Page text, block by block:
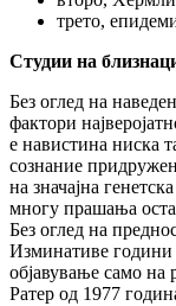
трето,
Студии на
Без оглед на
фактори
е навистина ниска
сознание
на значајна
многу прашања
Без оглед на
Изминативе години
објавување само на
Ратер од 1977